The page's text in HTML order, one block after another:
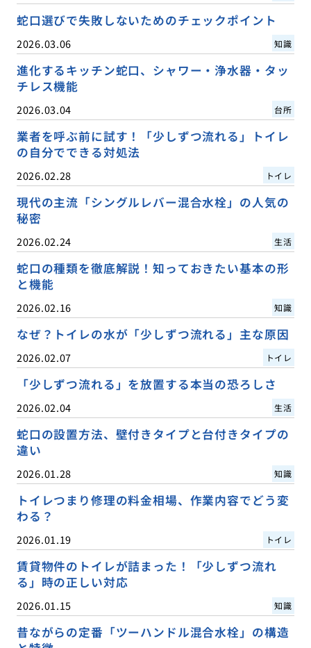
蛇口選びで失敗しないためのチェックポイント
2026.03.06 知識
進化するキッチン蛇口、シャワー・浄水器・タッ
チレス機能
2026.03.04 台所
業者を呼ぶ前に試す！「少しずつ流れる」トイレ
の自分でできる対処法
2026.02.28 トイレ
現代の主流「シングルレバー混合水栓」の人気の
秘密
2026.02.24 生活
蛇口の種類を徹底解説！知っておきたい基本の形
と機能
2026.02.16 知識
なぜ？トイレの水が「少しずつ流れる」主な原因
2026.02.07 トイレ
「少しずつ流れる」を放置する本当の恐ろしさ
2026.02.04 生活
蛇口の設置方法、壁付きタイプと台付きタイプの
違い
2026.01.28 知識
トイレつまり修理の料金相場、作業内容でどう変
わる？
2026.01.19 トイレ
賃貸物件のトイレが詰まった！「少しずつ流れ
る」時の正しい対応
2026.01.15 知識
昔ながらの定番「ツーハンドル混合水栓」の構造